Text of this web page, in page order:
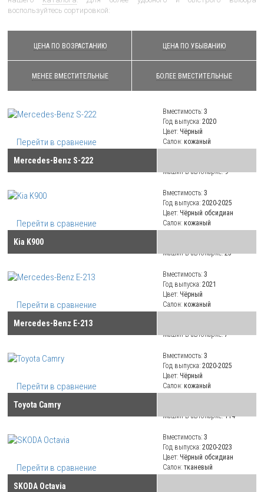
воспользуйтесь сортировкой:
ЦЕНА ПО ВОЗРАСТАНИЮ ЦЕНА ПО УБЫВАНИЮ
МЕНЕЕ ВМЕСТИТЕЛЬНЫЕ БОЛЕЕ ВМЕСТИТЕЛЬНЫЕ
Вместимость:3
Год выпуска:2020
Цвет: Чёрный
Салон: кожаный
Климат:климат-контроль
Машин в автопарке:9
Mercedes-Benz S-222
Перейти в сравнение
Вместимость:3
Год выпуска:2020-2025
Цвет: Чёрный обсидиан
Салон: кожаный
Климат:климат-контроль
Машин в автопарке:25
Kia K900
Перейти в сравнение
Вместимость:3
Год выпуска:2021
Цвет: Чёрный
Салон: кожаный
Климат:климат-контроль
Машин в автопарке:7
Mercedes-Benz E-213
Перейти в сравнение
Вместимость:3
Год выпуска:2020-2025
Цвет: Чёрный
Салон: кожаный
Климат:климат-контроль
Машин в автопарке:114
Toyota Camry
Перейти в сравнение
Вместимость:3
Год выпуска:2020-2023
Цвет: Чёрный обсидиан
Салон:тканевый
Климат:климат-контроль
SKODA Octavia
Перейти в сравнение